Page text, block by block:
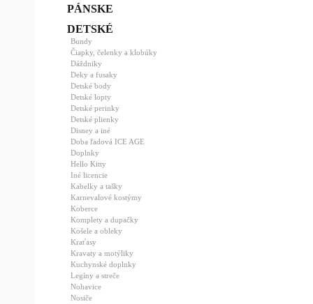
PÁNSKE
DETSKÉ
Bundy
Čiapky, čelenky a klobúky
Dáždniky
Deky a fusaky
Detské body
Detské lopty
Detské perinky
Detské plienky
Disney a iné
Doba ľadová ICE AGE
Doplnky
Hello Kitty
Iné licencie
Kabelky a tašky
Karnevalové kostýmy
Koberce
Komplety a dupačky
Košele a obleky
Kraťasy
Kravaty a motýliky
Kuchynské doplnky
Legíny a streče
Nohavice
Nosiče